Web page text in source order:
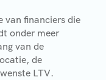
van financiers die
onder meer
van de
de
LTV.